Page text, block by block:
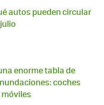
autos pueden circular
enorme tabla de
coches